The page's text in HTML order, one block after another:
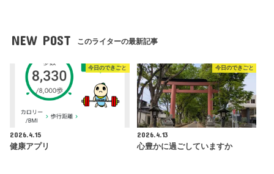
NEW POST このライターの最新記事
今日のできごと
2026.4.15
健康アプリ
今日のできごと
2026.4.13
心豊かに過ごしていますか